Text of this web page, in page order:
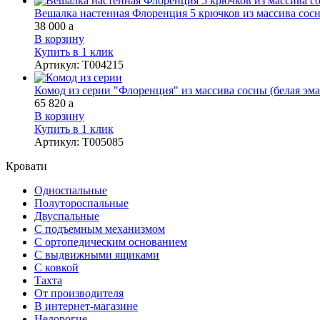
Вешалка настенная Флоренция 5 крючков из массива
38 000 a
В корзину
Купить в 1 клик
Артикул: Т004215
Комод из серии "Флоренция" из массива сосны (белая
65 820 a
В корзину
Купить в 1 клик
Артикул: Т005085
Кровати
Односпальные
Полутороспальные
Двуспальные
С подъемным механизмом
С ортопедическим основанием
С выдвижными ящиками
С ковкой
Тахта
От производителя
В интернет-магазине